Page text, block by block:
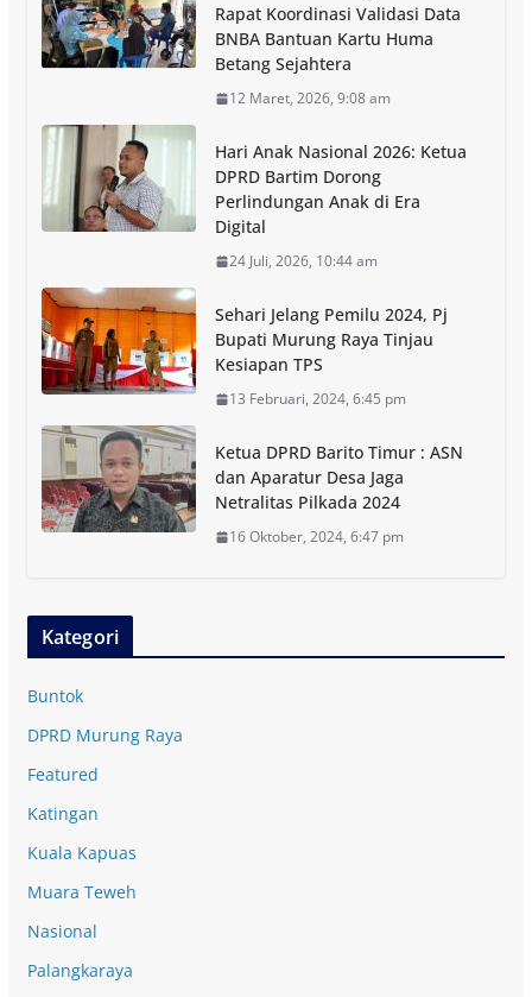
Rapat Koordinasi Validasi Data
BNBA Bantuan Kartu Huma
Betang Sejahtera
12 Maret, 2026, 9:08 am
Hari Anak Nasional 2026: Ketua
DPRD Bartim Dorong
Perlindungan Anak di Era
Digital
24 Juli, 2026, 10:44 am
Sehari Jelang Pemilu 2024, Pj
Bupati Murung Raya Tinjau
Kesiapan TPS
13 Februari, 2024, 6:45 pm
Ketua DPRD Barito Timur : ASN
dan Aparatur Desa Jaga
Netralitas Pilkada 2024
16 Oktober, 2024, 6:47 pm
Kategori
Buntok
DPRD Murung Raya
Featured
Katingan
Kuala Kapuas
Muara Teweh
Nasional
Palangkaraya